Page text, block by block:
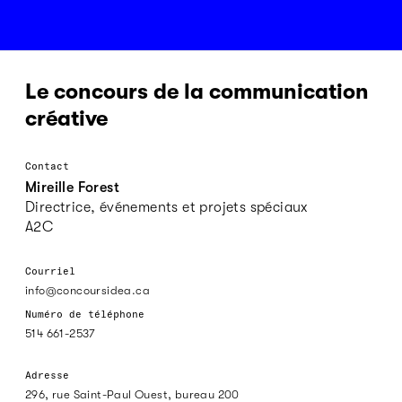
Le concours de la communication
créative
Contact
Mireille Forest
Directrice, événements et projets spéciaux
A2C
Courriel
info@concoursidea.ca
Numéro de téléphone
514 661-2537
Adresse
296, rue Saint-Paul Ouest, bureau 200